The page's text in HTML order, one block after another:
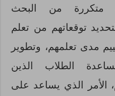
من البحث
توقعاتهم من تعلم
مدى تعلمهم، وتطوير
الطلاب الذين
الأمر الذي يساعد على